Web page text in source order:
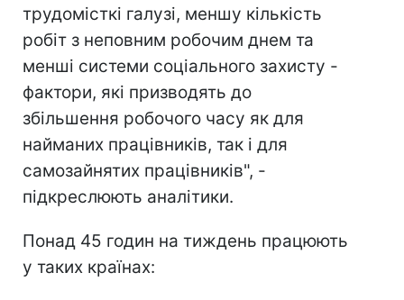
трудомісткі галузі, меншу кількість
робіт з неповним робочим днем ​​та
менші системи соціального захисту -
фактори, які призводять до
збільшення робочого часу як для
найманих працівників, так і для
самозайнятих працівників", -
підкреслюють аналітики.
Понад 45 годин на тиждень працюють
у таких країнах: